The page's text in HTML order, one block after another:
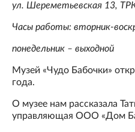
ул. Шереметьевская 13,
Часы работы: вторник-
понедельник – выходной
Музей «Чудо Бабочки»
года.
О музее нам рассказала
управляющая ООО «Дом